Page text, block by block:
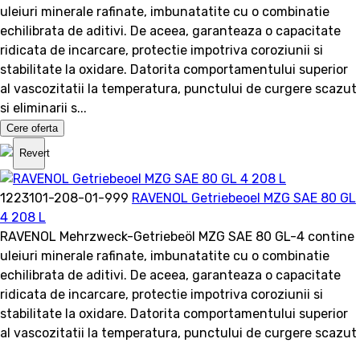
uleiuri minerale rafinate, imbunatatite cu o combinatie
echilibrata de aditivi. De aceea, garanteaza o capacitate
ridicata de incarcare, protectie impotriva coroziunii si
stabilitate la oxidare. Datorita comportamentului superior
al vascozitatii la temperatura, punctului de curgere scazut
si eliminarii s...
Cere oferta
Revert
1223101-208-01-999 RAVENOL Getriebeoel MZG SAE 80 GL
4 208 L
RAVENOL Mehrzweck-Getriebeöl MZG SAE 80 GL-4 contine
uleiuri minerale rafinate, imbunatatite cu o combinatie
echilibrata de aditivi. De aceea, garanteaza o capacitate
ridicata de incarcare, protectie impotriva coroziunii si
stabilitate la oxidare. Datorita comportamentului superior
al vascozitatii la temperatura, punctului de curgere scazut